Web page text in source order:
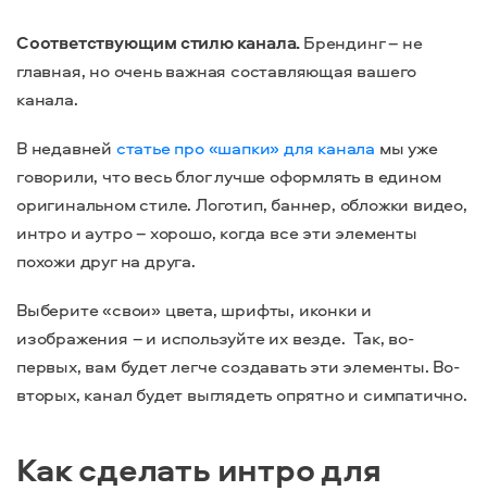
Соответствующим стилю канала.Брендинг – не
главная, но очень важная составляющая вашего
канала.
В недавней статье про «шапки» для канала мы уже
говорили, что весь блог лучше оформлять в едином
оригинальном стиле. Логотип, баннер, обложки видео,
интро и аутро – хорошо, когда все эти элементы
похожи друг на друга.
Выберите «свои» цвета, шрифты, иконки и
изображения – и используйте их везде. Так, во-
первых, вам будет легче создавать эти элементы. Во-
вторых, канал будет выглядеть опрятно и симпатично.
Как сделать интро для